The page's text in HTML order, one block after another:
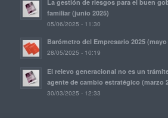
La gestión de riesgos para el buen
familiar (junio 2025)
05/06/2025 - 11:30
Barómetro del Empresario 2025 (mayo
28/05/2025 - 10:19
El relevo generacional no es un
agente de cambio estratégico (marzo
30/03/2025 - 12:33